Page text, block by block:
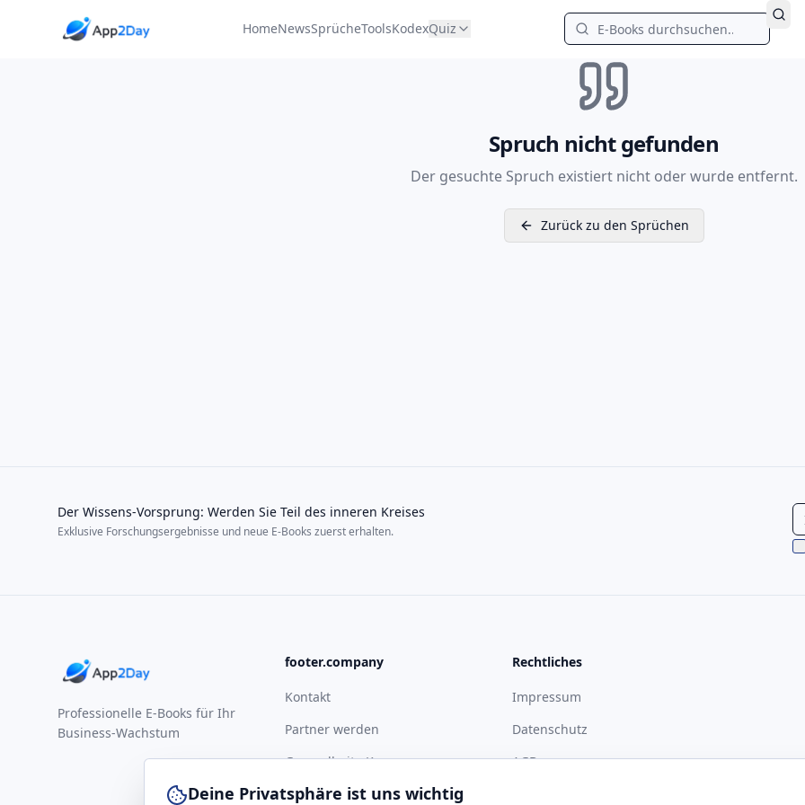
HomeNewsSprücheToolsKodexQuiz
Spruch nicht gefunden
Der gesuchte Spruch existiert nicht oder wurde entfernt.
Zurück zu den Sprüchen
Der Wissens-Vorsprung: Werden Sie Teil des inneren Kreises
Exklusive Forschungsergebnisse und neue E-Books zuerst erhalten.
Professionelle E-Books für Ihr
Business-Wachstum
footer.company
Kontakt
Partner werden
Gesundheits-Kompass
Rechtliches
Impressum
Datenschutz
AGB
Deine Privatsphäre ist uns wichtig